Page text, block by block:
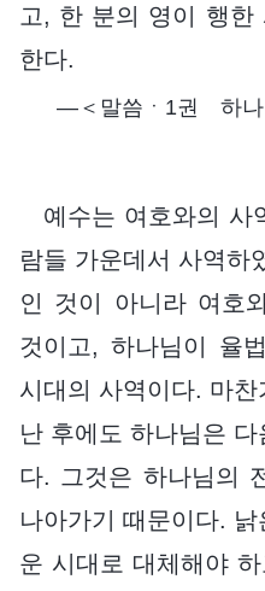
고, 한 분의 영이 행한
한다.
―＜말씀ㆍ1권 하나
예수는 여호와의 사
람들 가운데서 사역하
인 것이 아니라 여호
것이고, 하나님이 율
시대의 사역이다. 마
난 후에도 하나님은
다. 그것은 하나님의
나아가기 때문이다.
운 시대로 대체해야